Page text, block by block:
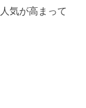
気が高まって